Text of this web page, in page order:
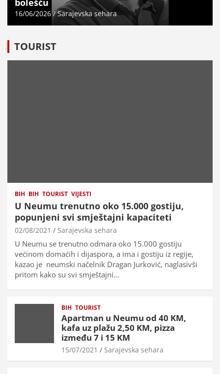
16/06/2026 Sarajevska sehara
TOURIST
BIH BIH TOURIST VIJESTI
U Neumu trenutno oko 15.000 gostiju,
popunjeni svi smještajni kapaciteti
02/08/2021 Sarajevska sehara
U Neumu se trenutno odmara oko 15.000 gostiju
većinom domaćih i dijaspora, a ima i gostiju iz regije,
kazao je neumski načelnik Dragan Jurković, naglasivši
pritom kako su svi smještajni…
BIH TOURIST
Apartman u Neumu od 40 KM,
kafa uz plažu 2,50 KM, pizza
između 7 i 15 KM
15/07/2021 Sarajevska sehara